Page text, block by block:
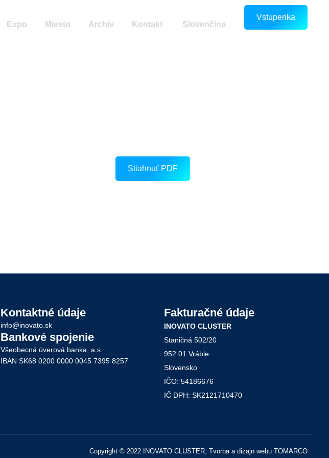
Expo Miesto Archív Kontakt Slovenčina
Vstupenka
Stiahnuť PDF
Kontaktné údaje
info@inovato.sk
Bankové spojenie
Všeobecná úverová banka, a.s.
IBAN SK68 0200 0000 0045 7395 8257
Fakturačné údaje
INOVATO CLUSTER
Staničná 502/20
952 01 Vráble
Slovensko
IČO: 54186676
IČ DPH: SK2121710470
Copyright © 2022 INOVATO CLUSTER, Tvorba a dizajn webu TOMARCO